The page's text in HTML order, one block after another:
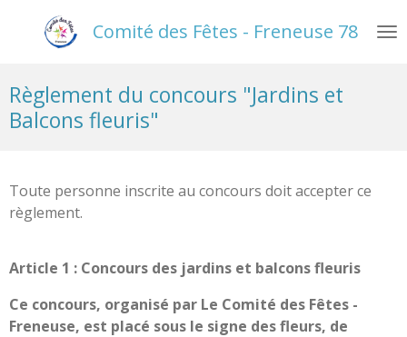
Passer
principal
Comité des Fêtes - Freneuse 78
Règlement du concours "Jardins et
Balcons fleuris"
Toute personne inscrite au concours doit accepter ce
règlement.
Article 1 : Concours des jardins et balcons fleuris
Ce concours, organisé par Le Comité des Fêtes -
Freneuse, est placé sous le signe des fleurs, de